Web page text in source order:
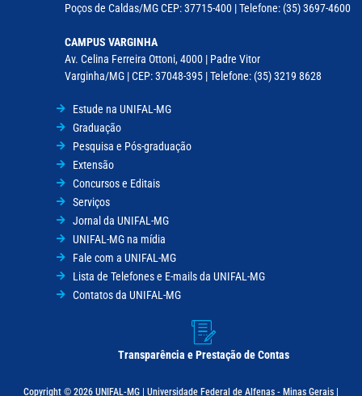
Poços de Caldas/MG CEP: 37715-400 | Telefone: (35) 3697-4600
CAMPUS VARGINHA
Av. Celina Ferreira Ottoni, 4000 | Padre Vitor
Varginha/MG | CEP: 37048-395 | Telefone: (35) 3219 8628
Estude na UNIFAL-MG
Graduação
Pesquisa e Pós-graduação
Extensão
Concursos e Editais
Serviços
Jornal da UNIFAL-MG
UNIFAL-MG na mídia
Fale com a UNIFAL-MG
Lista de Telefones e E-mails da UNIFAL-MG
Contatos da UNIFAL-MG
Transparência e Prestação de Contas
Copyright © 2026 UNIFAL-MG | Universidade Federal de Alfenas - Minas Gerais |